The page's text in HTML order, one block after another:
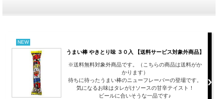
NEW
うまい棒 やきとり味 ３０入 【送料サービス対象外商品】
※送料無料対象外商品です。（こちらの商品は送料がか
かります）
待ちに待ったうまい棒のニューフレーバーの登場です。
気になるお味はタレがけソースの甘辛テイスト！
ビールに合いそうな一品です♪